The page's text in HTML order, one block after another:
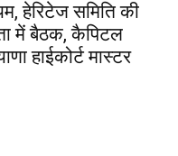
हेरिटेज समिति की
में बैठक, कैपिटल
हाईकोर्ट मास्टर